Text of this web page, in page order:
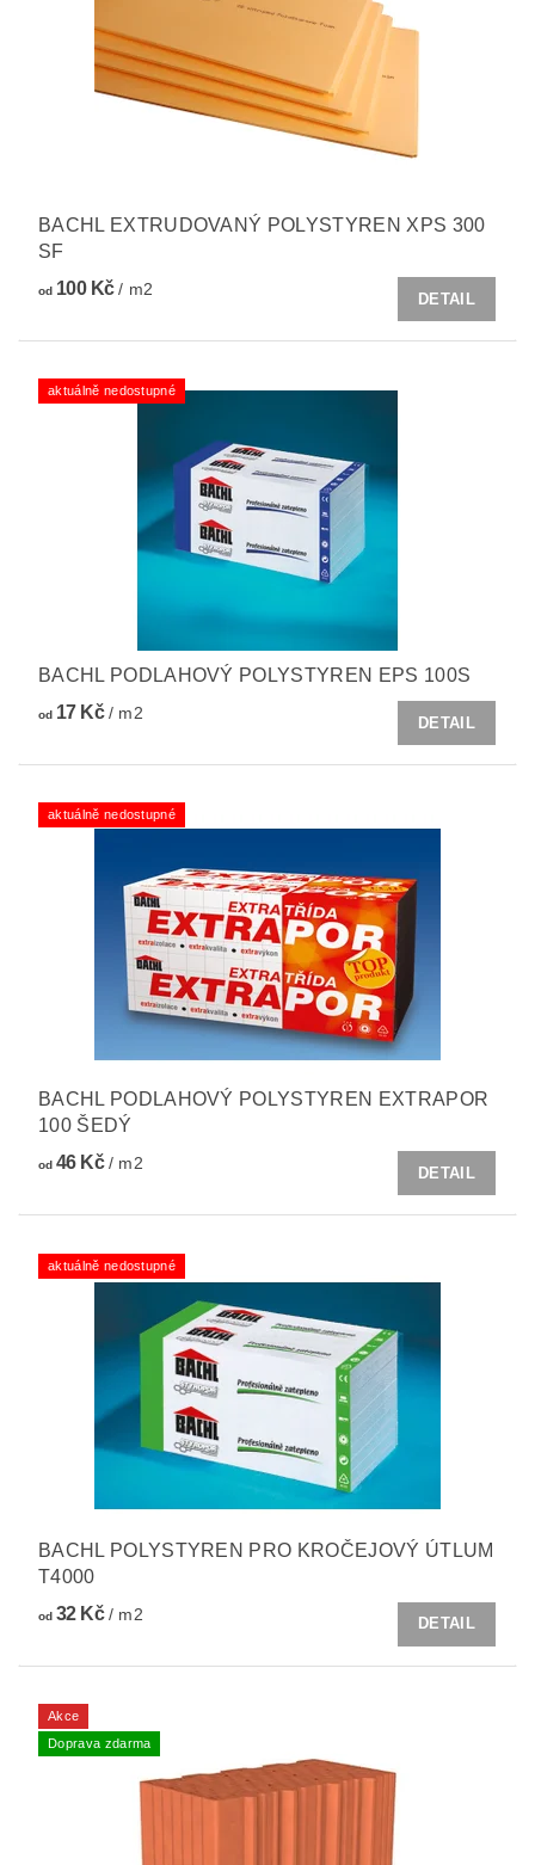
BACHL EXTRUDOVANÝ POLYSTYREN XPS 300
SF
od100 Kč/ m2
DETAIL
aktuálně nedostupné
BACHL PODLAHOVÝ POLYSTYREN EPS 100S
od17 Kč/ m2
DETAIL
aktuálně nedostupné
BACHL PODLAHOVÝ POLYSTYREN EXTRAPOR
100 ŠEDÝ
od46 Kč/ m2
DETAIL
aktuálně nedostupné
BACHL POLYSTYREN PRO KROČEJOVÝ ÚTLUM
T4000
od32 Kč/ m2
DETAIL
Akce
Doprava zdarma